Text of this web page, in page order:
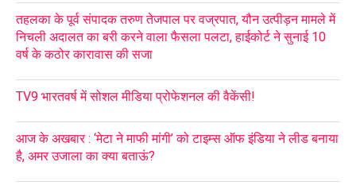
तहलका के पूर्व संपादक तरुण तेजपाल पर वज्रपात, यौन उत्पीड़न मामले में
निचली अदालत का बरी करने वाला फैसला पलटा, हाईकोर्ट ने सुनाई 10
वर्ष के कठोर कारावास की सजा
TV9 भारतवर्ष में सोशल मीडिया प्रोफेशनल की वैकेंसी!
आज के अखबार : ‘मेटा ने माफी मांगी’ को टाइम्स ऑफ इंडिया ने लीड बनाया
है, अमर उजाला का क्या बताऊं?